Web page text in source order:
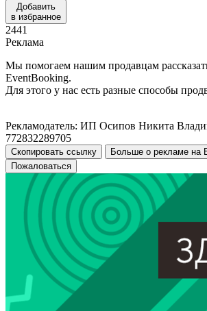
Добавить
в избранное
2441
Реклама
Мы помогаем нашим продавцам
EventBooking.
Для этого у нас есть разные способы
Рекламодатель: ИП Осипов Никита
772832289705
Скопировать ссылку
Больше о рекламе на
Пожаловаться